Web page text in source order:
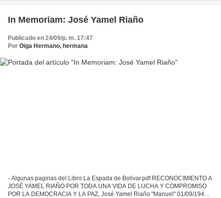
In Memoriam: José Yamel Riaño
Publicado en 24/09/p. m. 17:47
Por Oiga Hermano, hermana
- Algunas paginas del Libro La Espada de Bolivar.pdf RECONOCIMIENTO A
JOSÉ YAMEL RIAÑO POR TODA UNA VIDA DE LUCHA Y COMPROMISO
POR LA DEMOCRACIA Y LA PAZ, José Yamel Riaño "Manuel" 01/09/1943 -